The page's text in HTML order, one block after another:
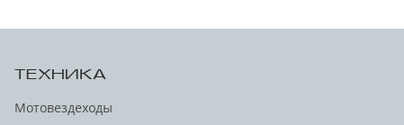
ТЕХНИКА
Мотовездеходы